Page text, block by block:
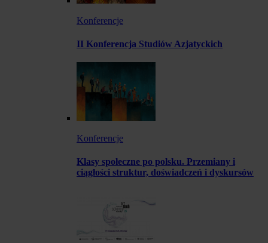
Konferencje
II Konferencja Studiów Azjatyckich
Konferencje
Klasy społeczne po polsku. Przemiany i
ciągłości struktur, doświadczeń i dyskursów